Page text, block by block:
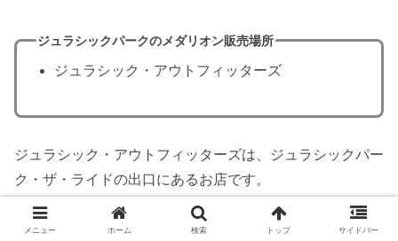
ジュラシックパークのメダリオン販売場所
ジュラシック・アウトフィッターズ
ジュラシック・アウトフィッターズは、ジュラシックパー
ク・ザ・ライドの出口にあるお店です。
ジュラシックパークエリアにはグッズショップがジュラシ
メニュー ホーム 検索 トップ サイドバー